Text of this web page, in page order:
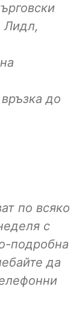
Лидл,
до
по всяко
с
подробна
да